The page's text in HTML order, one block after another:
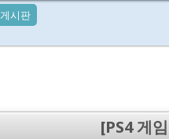
시판
[PS4 게